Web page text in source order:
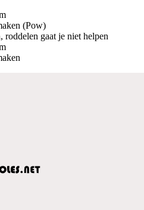
(Pow)
roddelen gaat je niet helpen